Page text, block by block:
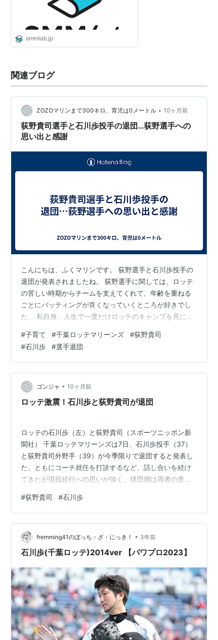
smmlab.jp
関連ブログ
ZOZOマリンまで300キロ、育児は0メートル • 10ヶ月前
荻野貴司選手と石川歩投手の退団…荻野選手への
思い出と感謝
こんにちは、ふくマリンです。 荻野選手と石川歩投手の
退団が発表されましたね。 荻野選手に関しては、ロッテ
の苦しい時期からチームを支えてくれて、年齢を重ねる
ごとにバッティングが良くなっていくところが好きでし
た。 私自身、人生で一度だけロッテのキャンプを見に行
合が中止に。それでも荻野選手は気軽に写真やサインに
応じてくれて、唯一直接触れ合えた選手として特別な思
い入れがあります。他の選手よりも余計に退団が寂しく
感じるのは、その経験があるからかもしれません。 石川
投手も長年ロッテのローテーションを守ってくれた存在
ですし、やはり寂しい気持ちになります。ただ…
#子育て #千葉ロッテマリーンズ #荻野貴司
#石川歩 #選手退団
ゴンジャ • 10ヶ月前
ロッテ激震！石川歩と荻野貴司が退団
ロッテの石川歩（左）と荻野貴司（スポーツニッポン新
聞社） 千葉ロッテマリーンズは7日、石川歩投手（37）
と荻野貴司外野手（39）が今季限りで退団すると発表し
た。ともにコーチ就任を打診するなど、話し合いを続け
てきたが現役続行への思いが強く、球団側は両者の意思
12球団計100人が9日目までに通告受ける 石川歩は滑川、
中部大から東京ガスを経て13年ドラフト1位で入団し、1
年目の14年から3年連続で2桁勝利をマーク。19年、20
年、22年と3度開幕投手を務めた。23年も開幕投手に内
定していたが、右上肢のコンディション不良で回避し、
#荻野貴司 #石川歩
fremming41のぼっち・ざ・にっき！ • 3年前
石川歩(千葉ロッテ)2014ver 【パワプロ2023】